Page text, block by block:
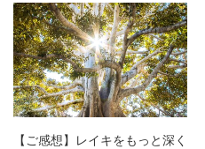
【ご感想】レイキをもっと深く